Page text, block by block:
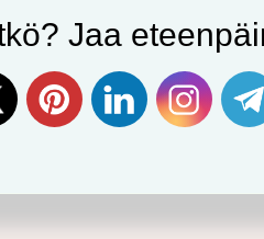
Jaa